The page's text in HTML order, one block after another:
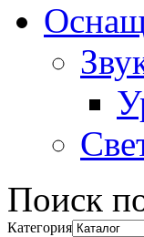
Поиск
Категория